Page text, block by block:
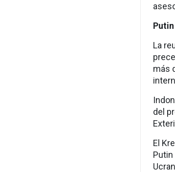
La
más
del
El